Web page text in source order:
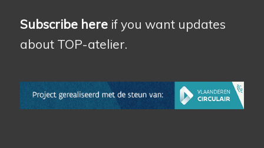
Subscribe hereif you want updates
about TOP-atelier.